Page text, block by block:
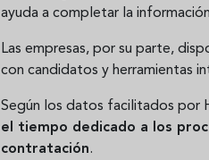
ayuda a completar la
Las empresas, por su parte,
con candidatos y herramientas
Según los datos facilitados por
el tiempo dedicado a los
contratación.